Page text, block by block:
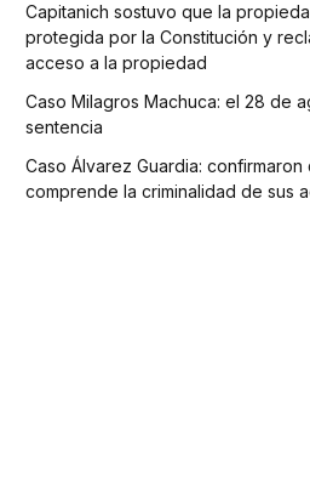
Capitanich sostuvo que la
protegida por la Constitución y
acceso a la propiedad
Caso Milagros Machuca: el 28 de
sentencia
Caso Álvarez Guardia:
comprende la criminalidad de sus